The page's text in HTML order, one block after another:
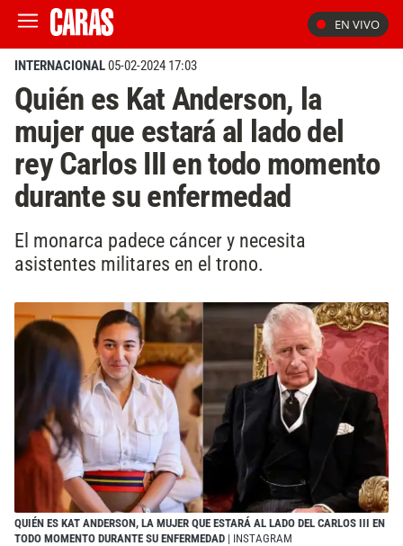
EN VIVO
INTERNACIONAL05-02-2024 17:03
Quién es Kat Anderson, la
mujer que estará al lado del
rey Carlos III en todo momento
durante su enfermedad
El monarca padece cáncer y necesita
asistentes militares en el trono.
QUIÉN ES KAT ANDERSON, LA MUJER QUE ESTARÁ AL LADO DEL CARLOS III EN
TODO MOMENTO DURANTE SU ENFERMEDAD | INSTAGRAM